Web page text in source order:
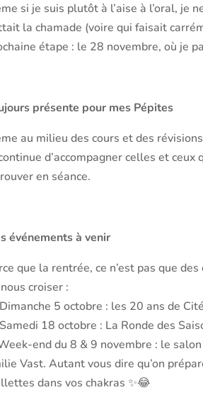
si je suis plutôt à l’aise à l’oral, je
la chamade (voire qui faisait
étape : le 28 novembre, où je
présente pour mes Pépites
au milieu des cours et des
d’accompagner celles et
en séance.
événements à venir
que la rentrée, ce n’est pas que
croiser :
5 octobre : les 20 ans de
18 octobre : La Ronde des
end du 8 & 9 novembre : le
Vast. Autant vous dire qu’on
dans vos chakras ✨😂